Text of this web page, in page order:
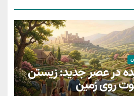
در عصر جدید: زیستن
روی زمین